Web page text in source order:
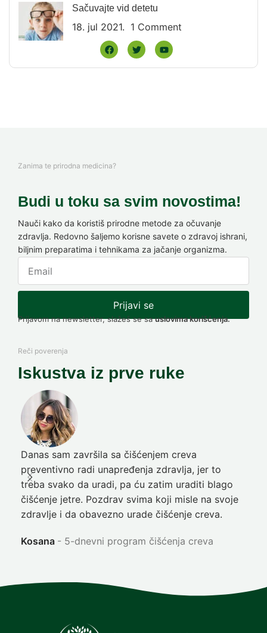
Sačuvajte vid detetu
18. jul 2021. 1 Comment
Zanima te prirodna medicina?
Budi u toku sa svim novostima!
Nauči kako da koristiš prirodne metode za očuvanje
zdravlja. Redovno šaljemo korisne savete o zdravoj ishrani,
biljnim preparatima i tehnikama za jačanje organizma.
Prijavi se
Prijavom na newsletter, slažeš se sauslovima korišćenja.
Reči poverenja
Iskustva iz prve ruke
Danas sam završila sa čišćenjem creva
preventivno radi unapređenja zdravlja, jer to
treba svako da uradi, pa ću zatim uraditi blago
čišćenje jetre. Pozdrav svima koji misle na svoje
zdravlje i da obavezno urade čišćenje creva.
Kosana 5-dnevni program čišćenja creva